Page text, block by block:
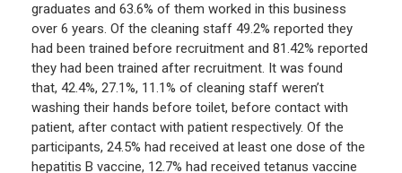
graduates and 63.6% of them worked in this business
over 6 years. Of the cleaning staff 49.2% reported they
had been trained before recruitment and 81.42% reported
they had been trained after recruitment. It was found
that, 42.4%, 27.1%, 11.1% of cleaning staff weren’t
washing their hands before toilet, before contact with
patient, after contact with patient respectively. Of the
participants, 24.5% had received at least one dose of the
hepatitis B vaccine, 12.7% had received tetanus vaccine